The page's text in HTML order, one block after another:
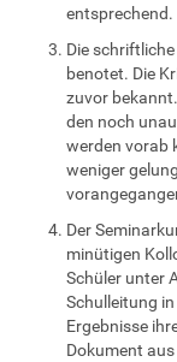
entsprechend.
Die
benotet. Die
zuvor
den noch
werden vorab
weniger
Der
minütigen
Schüler unter
Schulleitung
Ergebnisse
Dokument